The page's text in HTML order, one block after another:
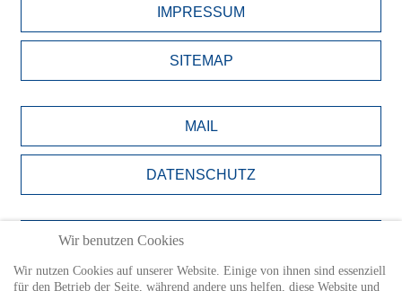
IMPRESSUM
SITEMAP
MAIL
DATENSCHUTZ
BILDNACHWEISE
Wir benutzen Cookies
Wir nutzen Cookies auf unserer Website. Einige von ihnen sind essenziell
für den Betrieb der Seite, während andere uns helfen, diese Website und